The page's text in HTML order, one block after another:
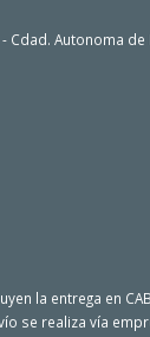
Cdad. Autonoma de
la entrega en
se realiza vía